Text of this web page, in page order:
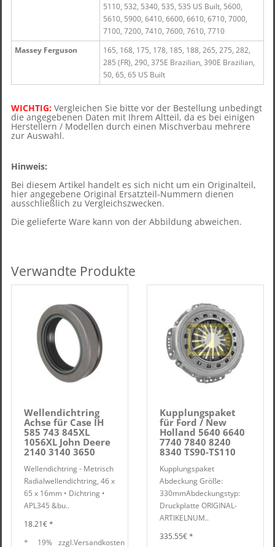
5110, 532, 5340, 535, 535 US Built, 5600,
5610, 5900, 6410, 6600, 6610, 6710, 7000,
7100, 7200, 7410, 7600, 7610, 7710
Massey Ferguson
165, 168, 175, 178, 185, 188, 265, 275, 282,
285 (FR), 290, 375E Brazilian, 390E Brazilian,
50, 65, 65 US Built
WICHTIG: Vergleichen Sie bitte vor der Bestellung unbedingt
die angegebenen Daten mit Ihrem Altteil, da es bei einigen
Herstellern / Modellen durch einen Mischverbau mehrere
zur Auswahl.
Hinweis:
Bei diesem Artikel handelt es sich nicht um ein Originalteil,
hier angegebene Original Ersatzteil-Nummern dienen
ausschließlich zu Vergleichszwecken.
Die gelieferte Ware kann von der Abbildung abweichen.
Verwandte Produkte
Wellendichtring
Achse für Case IH
585 743 845XL
1056XL John Deere
2140 3140 3650
Wellendichtring - Metrisch
Radialwellendichtring, 46 x
65 x 16mm • Dichtring •
APL345 &bu..
18.21€ *
*
19% zzgl.Versandkosten
Kupplungspaket
für Ford / New
Holland 5640 6640
7740 7840 8240
8340 TS90-TS110
Kupplungspaket
Abdeckung Größe:
330mmAbdeckungstyp:
Druckplatte ORIGINAL-
ARTIKELNUM..
335.55€ *